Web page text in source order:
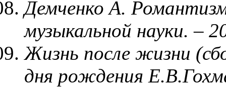
Демченко А.
музыкальной науки. –
Жизнь после жизни
дня рождения